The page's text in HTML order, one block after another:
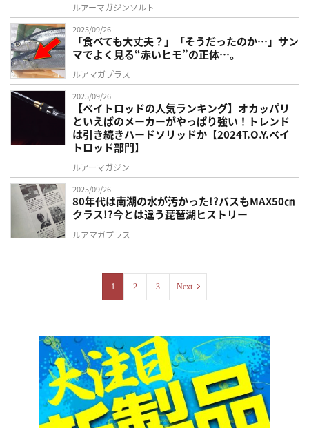
ルアーマガジンソルト
2025/09/26
「食べても大丈夫？」「そうだったのか…」サン
マでよく見る“赤いヒモ”の正体…。
ルアマガプラス
2025/09/26
【ベイトロッドの人気ランキング】オカッパリ
といえばのメーカーがやっぱり強い！トレンド
は引き続きハードソリッドか【2024T.O.Y.ベイ
トロッド部門】
ルアーマガジン
2025/09/26
80年代は南湖の水が汚かった!?バスもMAX50㎝
クラス!?今とは違う琵琶湖ヒストリー
ルアマガプラス
1 2 3 Next